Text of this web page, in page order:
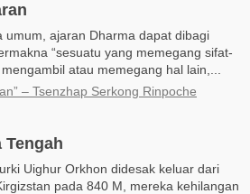
umum, ajaran Dharma dapat dibagi
“sesuatu yang memegang sifat-
atau memegang hal lain,...
– Tsenzhap Serkong Rinpoche
Uighur Orkhon didesak keluar dari
pada 840 M, mereka kehilangan